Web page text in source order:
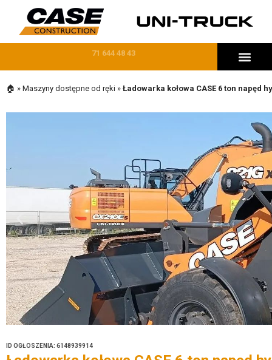
71 644 48 43
🏠 » Maszyny dostępne od ręki » Ładowarka kołowa CASE 6 ton napęd
ID OGŁOSZENIA: 6148939914